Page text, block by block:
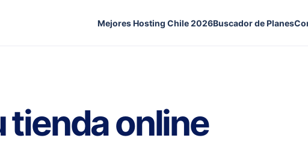
Mejores Hosting Chile 2026Buscador de Planes
tienda online